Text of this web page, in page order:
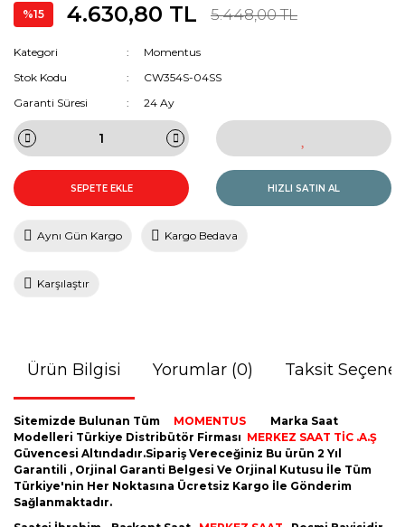
%15 4.630,80 TL 5.448,00 TL
Kategori
Momentus
Stok Kodu
CW354S-04SS
Garanti Süresi
24 Ay
SEPETE EKLE HIZLI SATIN AL
Aynı Gün Kargo Kargo Bedava
Karşılaştır
Ürün Bilgisi Yorumlar (0) Taksit
Sitemizde Bulunan Tüm MOMENTUS
Marka Saat
Modelleri Türkiye Distribütör Firması MERKEZ SAAT TİC .A.Ş
Güvencesi Altındadır.Sipariş Vereceğiniz Bu ürün 2 Yıl
Garantili , Orjinal Garanti Belgesi Ve Orjinal Kutusu İle Tüm
Türkiye'nin Her Noktasına Ücretsiz Kargo İle Gönderim
Sağlanmaktadır.